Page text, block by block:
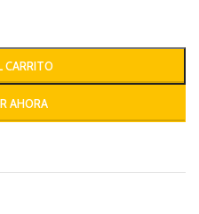
CARRITO
AHORA